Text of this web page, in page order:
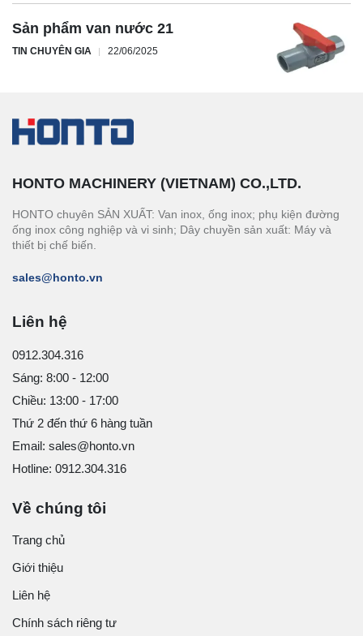
Sản phẩm van nước 21
TIN CHUYÊN GIA 22/06/2025
HONTO MACHINERY (VIETNAM) CO.,LTD.
HONTO chuyên SẢN XUẤT: Van inox, ống inox; phụ kiện đường
ống inox công nghiệp và vi sinh; Dây chuyền sản xuất: Máy và
thiết bị chế biến.
sales@honto.vn
Liên hệ
0912.304.316
Sáng: 8:00 - 12:00
Chiều: 13:00 - 17:00
Thứ 2 đến thứ 6 hàng tuần
Email: sales@honto.vn
Hotline: 0912.304.316
Về chúng tôi
Trang chủ
Giới thiệu
Liên hệ
Chính sách riêng tư